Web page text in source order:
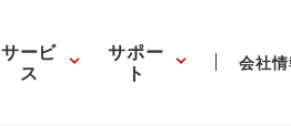
サービ
ス
サポー
ト 会社情